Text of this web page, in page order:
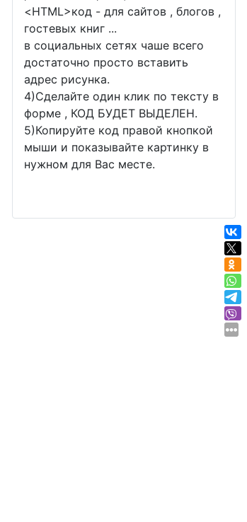
<HTML>код - для сайтов , блогов ,
гостевых книг ...
в социальных сетях чаше всего
достаточно просто вставить
адрес рисунка.
4)Сделайте один клик по тексту в
форме , КОД БУДЕТ ВЫДЕЛЕН.
5)Копируйте код правой кнопкой
мыши и показывайте картинку в
нужном для Вас месте.